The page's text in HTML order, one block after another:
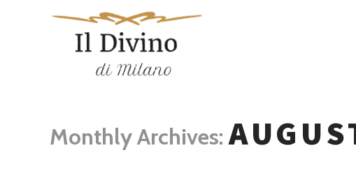
Monthly Archives: